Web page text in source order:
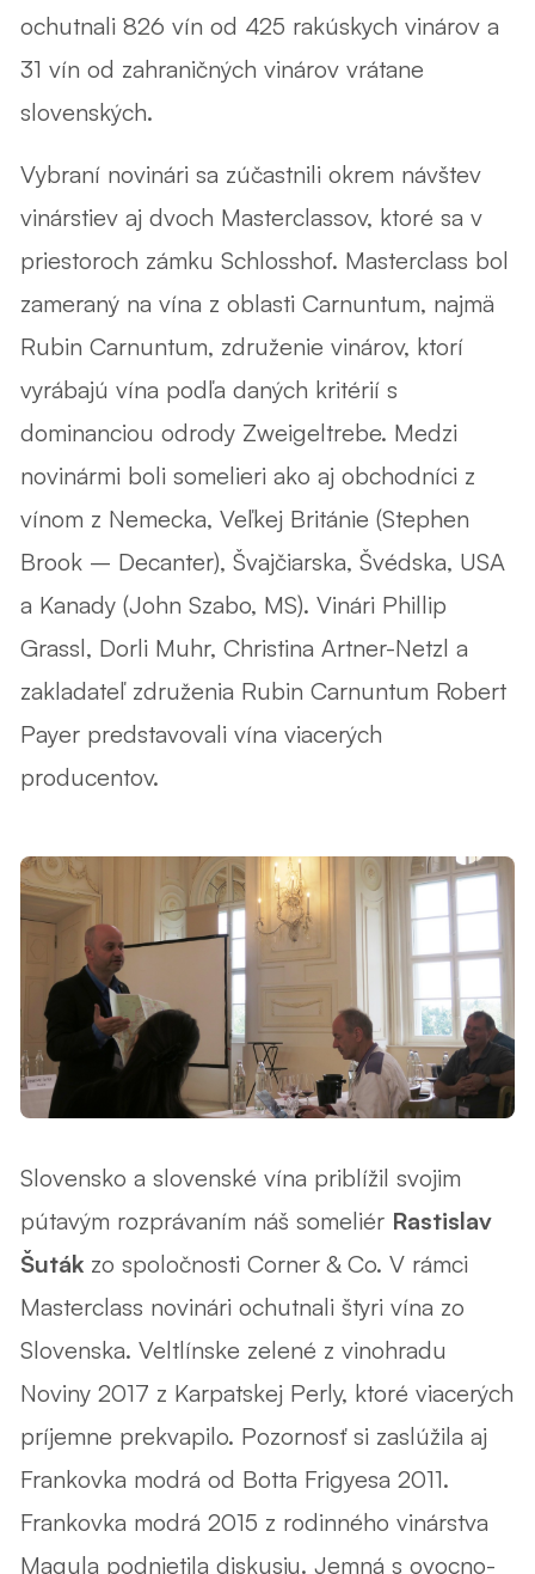
ochutnali 826 vín od 425 rakúskych vinárov a
31 vín od zahraničných vinárov vrátane
slovenských.
Vybraní novinári sa zúčastnili okrem návštev
vinárstiev aj dvoch Masterclassov, ktoré sa v
priestoroch zámku Schlosshof. Masterclass bol
zameraný na vína z oblasti Carnuntum, najmä
Rubin Carnuntum, združenie vinárov, ktorí
vyrábajú vína podľa daných kritérií s
dominanciou odrody Zweigeltrebe. Medzi
novinármi boli somelieri ako aj obchodníci z
vínom z Nemecka, Veľkej Británie (Stephen
Brook – Decanter), Švajčiarska, Švédska, USA
a Kanady (John Szabo, MS). Vinári Phillip
Grassl, Dorli Muhr, Christina Artner-Netzl a
zakladateľ združenia Rubin Carnuntum Robert
Payer predstavovali vína viacerých
producentov.
Slovensko a slovenské vína priblížil svojim
pútavým rozprávaním náš someliér Rastislav
Šuták zo spoločnosti Corner & Co. V rámci
Masterclass novinári ochutnali štyri vína zo
Slovenska. Veltlínske zelené z vinohradu
Noviny 2017 z Karpatskej Perly, ktoré viacerých
príjemne prekvapilo. Pozornosť si zaslúžila aj
Frankovka modrá od Botta Frigyesa 2011.
Frankovka modrá 2015 z rodinného vinárstva
Magula podnietila diskusiu. Jemná s ovocno-